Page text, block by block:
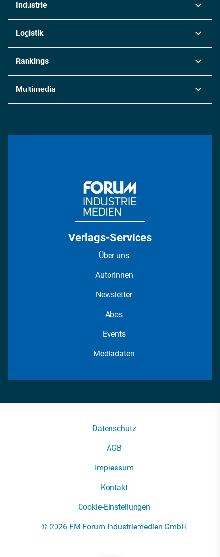
Industrie
Chemie
Metall
Energie
Logistik
Rankings
Multimedia
Verlags-Services
Über uns
AutorInnen
Newsletter
Abos
Events
Mediadaten
Datenschutz
AGB
Impressum
Kontakt
Cookie-Einstellungen
© 2026 FM Forum Industriemedien GmbH